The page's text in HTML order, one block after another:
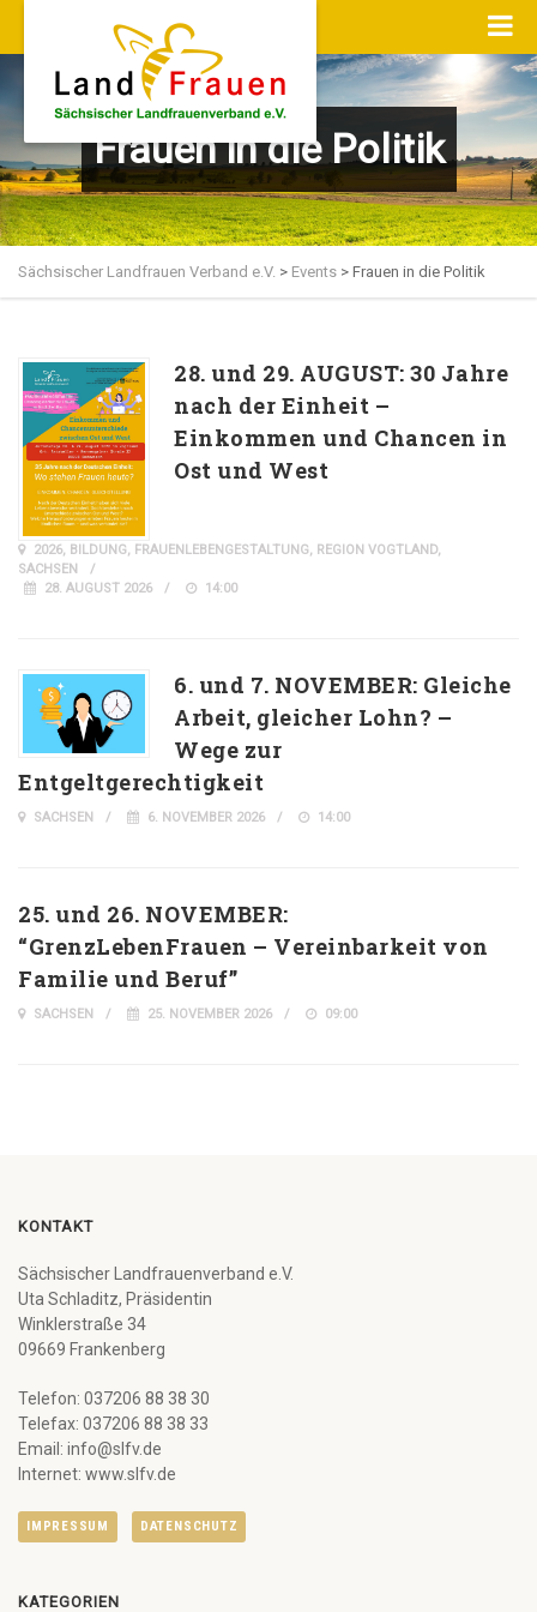
Frauen in die Politik
Sächsischer Landfrauen Verband e.V. > Events > Frauen in die Politik
28. und 29. AUGUST: 30 Jahre
nach der Einheit –
Einkommen und Chancen in
Ost und West
2026, BILDUNG, FRAUENLEBENGESTALTUNG, REGION VOGTLAND,
SACHSEN
28. AUGUST 2026
14:00
6. und 7. NOVEMBER: Gleiche
Arbeit, gleicher Lohn? –
Wege zur
Entgeltgerechtigkeit
SACHSEN 6. NOVEMBER 2026 14:00
25. und 26. NOVEMBER:
“GrenzLebenFrauen – Vereinbarkeit von
Familie und Beruf”
SACHSEN 25. NOVEMBER 2026 09:00
KONTAKT
Sächsischer Landfrauenverband e.V.
Uta Schladitz, Präsidentin
Winklerstraße 34
09669 Frankenberg
Telefon: 037206 88 38 30
Telefax: 037206 88 38 33
Email: info@slfv.de
Internet: www.slfv.de
IMPRESSUM DATENSCHUTZ
KATEGORIEN